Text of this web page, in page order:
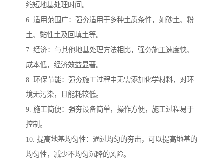
缩短地基处理时间。
6. 适用范围广：强夯适用于多种土质条件，如砂土、粉
土、黏性土及回填土等。
7. 经济：与其他地基处理方法相比，强夯施工速度快、
成本低，经济效益显著。
8. 环保节能：强夯施工过程中无需添加化学材料，对环
境无污染，且能耗较低。
9. 施工简便：强夯设备简单，操作方便，施工过程易于
控制。
10. 提高地基均匀性：通过均匀的夯击，可以提高地基的
均匀性，减少不均匀沉降的风险。